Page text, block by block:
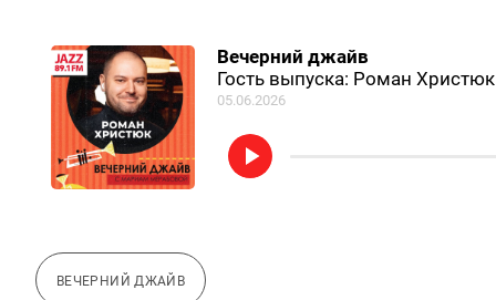
Вечерний джайв
Гость выпуска: Роман Христюк
05.06.2026
ВЕЧЕРНИЙ ДЖАЙВ